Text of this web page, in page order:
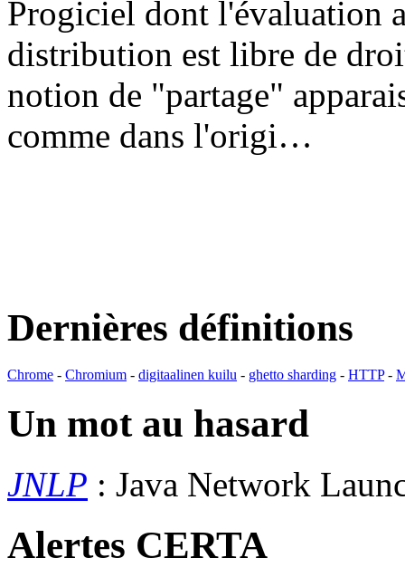
Progiciel dont l'évaluation
distribution est libre de
notion de "partage"
comme dans l'origi…
Dernières définitions
Chrome - Chromium - digitaalinen kuilu - ghetto sharding - HTTP-
Un mot au hasard
JNLP : Java Network
Alertes CERTA